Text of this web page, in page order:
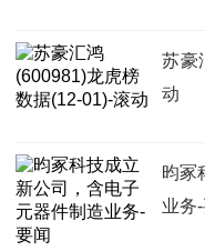
苏豪
动
昀冢
业务